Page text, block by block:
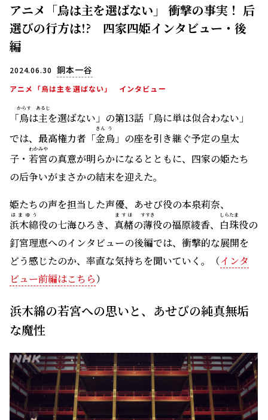
アニメ「烏は主を選ばない」 衝撃の事実！ 后
選びの行方は!? 四家四姫インタビュー・後
編
2024.06.30 銅本一谷
アニメ「烏は主を選ばない」 インタビュー
「烏
からす
は主
あるじ
を選ばない」の第13話「烏に単は似合わない」
では、最高権力者「金
きん
烏
う
」の座を引き継ぐ予定の皇太
子・ 若宮
わかみや
の真意が明らかになるとともに、四家の姫たち
の后争いがまさかの結末を迎えた。
姫たちの声を担当した声優、あせび役の本泉莉奈、
浜木綿
はまゆう
役の七海ひろき、 真赭
ますほ
の薄
すすき
役の福原綾香、 白珠
しらたま
役の
釘宮理恵へのインタビューの後編では、衝撃的な展開を
どう感じたのか、率直な気持ちを聞いていく。（インタ
ビュー前編はこちら）
浜木綿の若宮への思いと、あせびの純真無垢
な魔性